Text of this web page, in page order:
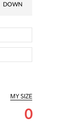
DOWN
MY SIZE
0